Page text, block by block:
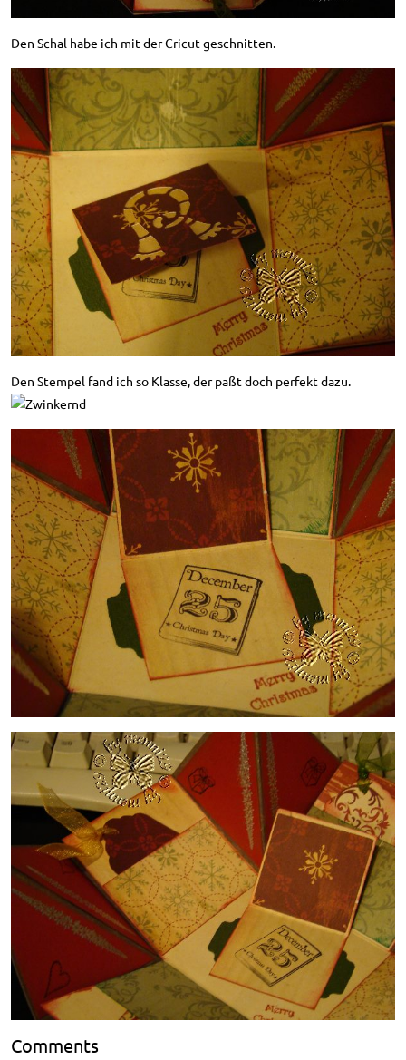
Den Schal habe ich mit der Cricut geschnitten.
Den Stempel fand ich so Klasse, der paßt doch perfekt dazu.
Comments